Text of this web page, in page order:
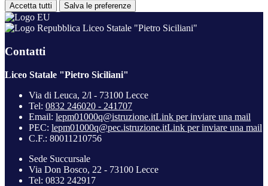
Accetta tutti Salva le preferenze
Liceo Statale "Pietro Siciliani"
Contatti
Liceo Statale "Pietro Siciliani"
Via di Leuca, 2/l - 73100 Lecce
Tel: 0832 246020 - 241707
Email: lepm01000q@istruzione.itLink per inviare una mail
PEC: lepm01000q@pec.istruzione.itLink per inviare una mail
C.F.: 80011210756
Sede Succursale
Via Don Bosco, 22 - 73100 Lecce
Tel: 0832 242917